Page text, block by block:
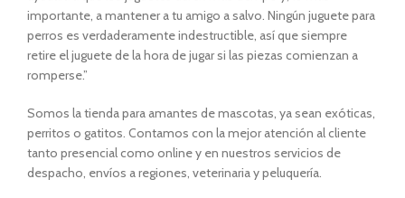
importante, a mantener a tu amigo a salvo. Ningún juguete para
perros es verdaderamente indestructible, así que siempre
retire el juguete de la hora de jugar si las piezas comienzan a
romperse.”
Somos la tienda para amantes de mascotas, ya sean exóticas,
perritos o gatitos. Contamos con la mejor atención al cliente
tanto presencial como online y en nuestros servicios de
despacho, envíos a regiones, veterinaria y peluquería.